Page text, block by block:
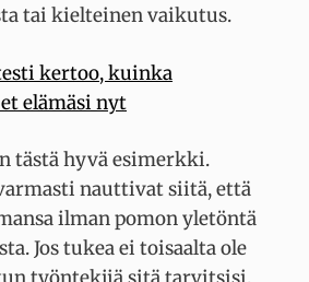
tai kielteinen vaikutus.
kertoo, kuinka
elämäsi nyt
tästä hyvä esimerkki.
nauttivat siitä, että
ilman pomon yletöntä
Jos tukea ei toisaalta ole